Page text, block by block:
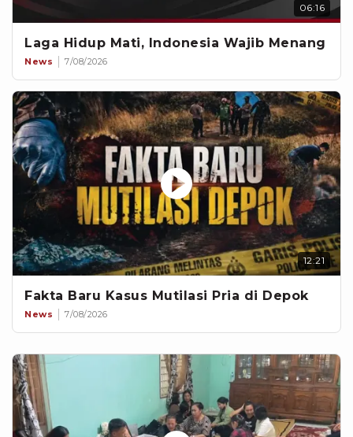
06:16
Laga Hidup Mati, Indonesia Wajib Menang
News 7/08/2026
12:21
Fakta Baru Kasus Mutilasi Pria di Depok
News 7/08/2026